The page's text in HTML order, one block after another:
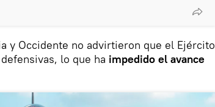
y Occidente no advirtieron que el Ejército
lo que ha impedido el avance